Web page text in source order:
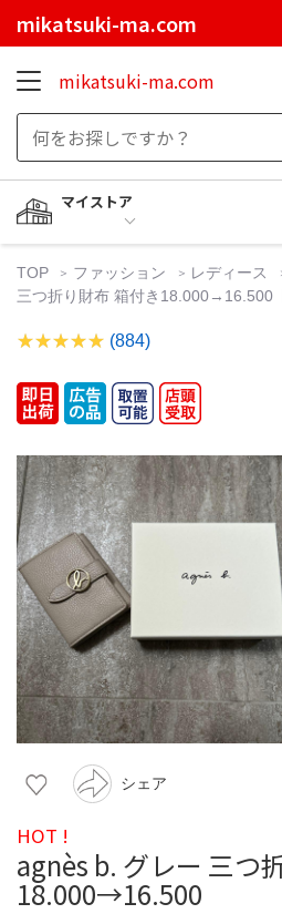
mikatsuki-ma.com
mikatsuki-ma.com
マイストア
TOP ファッション レディース
三つ折り財布 箱付き18.000→16.500
(884)
シェア
HOT !
agnès b. グレー 三つ
18.000→16.500